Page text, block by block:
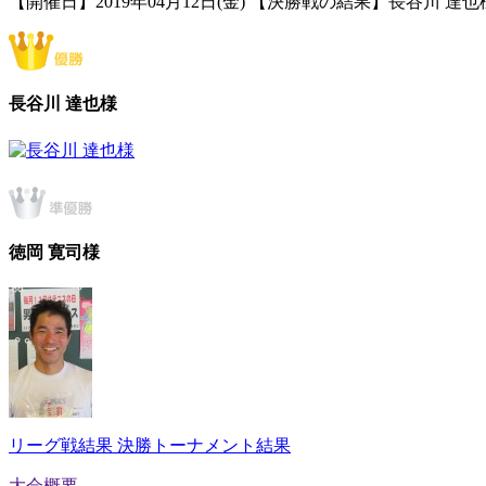
長谷川 達也様
徳岡 寛司様
リーグ戦結果 決勝トーナメント結果